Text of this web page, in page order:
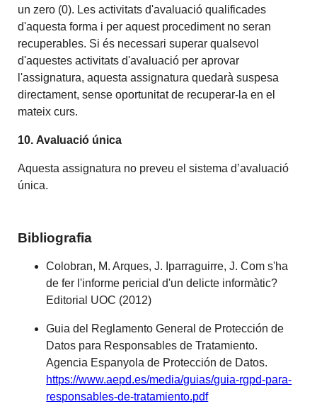
un zero (0). Les activitats d'avaluació qualificades
d'aquesta forma i per aquest procediment no seran
recuperables. Si és necessari superar qualsevol
d'aquestes activitats d'avaluació per aprovar
l'assignatura, aquesta assignatura quedarà suspesa
directament, sense oportunitat de recuperar-la en el
mateix curs.
10. Avaluació única
Aquesta assignatura no preveu el sistema d’avaluació
única.
Bibliografia
Colobran, M. Arques, J. Iparraguirre, J. Com s'ha
de fer l'informe pericial d'un delicte informàtic?
Editorial UOC (2012)
Guia del Reglamento General de Protección de
Datos para Responsables de Tratamiento.
Agencia Espanyola de Protección de Datos.
https://www.aepd.es/media/guias/guia-rgpd-para-
responsables-de-tratamiento.pdf